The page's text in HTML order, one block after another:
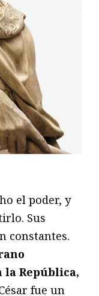
el poder, y
Sus
constantes.
la República,
fue un